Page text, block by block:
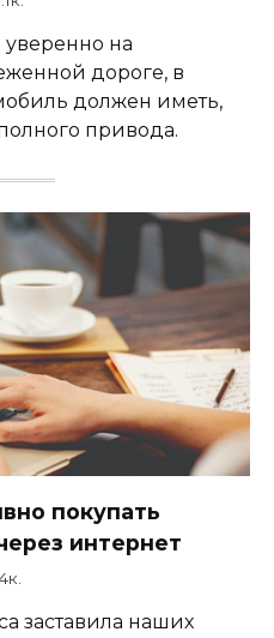
уверенно на
дороге, в
должен иметь,
привода.
покупать
интернет
заставила наших